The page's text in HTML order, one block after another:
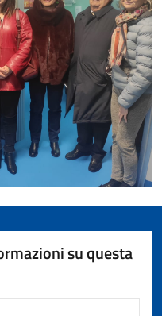
su questa